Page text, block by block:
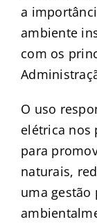
a
ambiente
com os
O uso
elétrica nos
para
naturais,
uma gestão